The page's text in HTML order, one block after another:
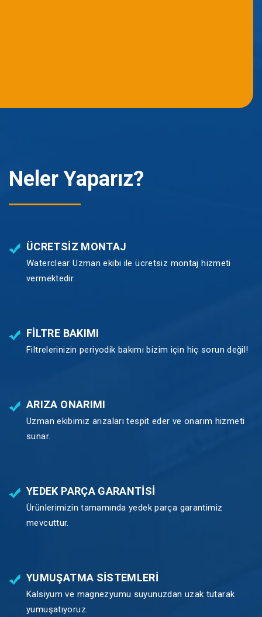
Neler Yaparız?
ÜCRETSIZ MONTAJ
Waterclear Uzman ekibi ile ücretsiz montaj hizmeti
vermektedir.
FILTRE BAKIMI
Filtrelerinizin periyodik bakımı bizim için hiç sorun değil!
ARIZA ONARIMI
Uzman ekibimiz arızaları tespit eder ve onarım hizmeti
sunar.
YEDEK PARÇA GARANTISI
Ürünlerimizin tamamında yedek parça garantimiz
mevcuttur.
YUMUŞATMA SISTEMLERI
Kalsiyum ve magnezyumu suyunuzdan uzak tutarak
yumuşatıyoruz.